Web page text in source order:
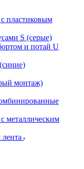
пластиковым
S (серые)
и потай U
монтаж)
металлическим